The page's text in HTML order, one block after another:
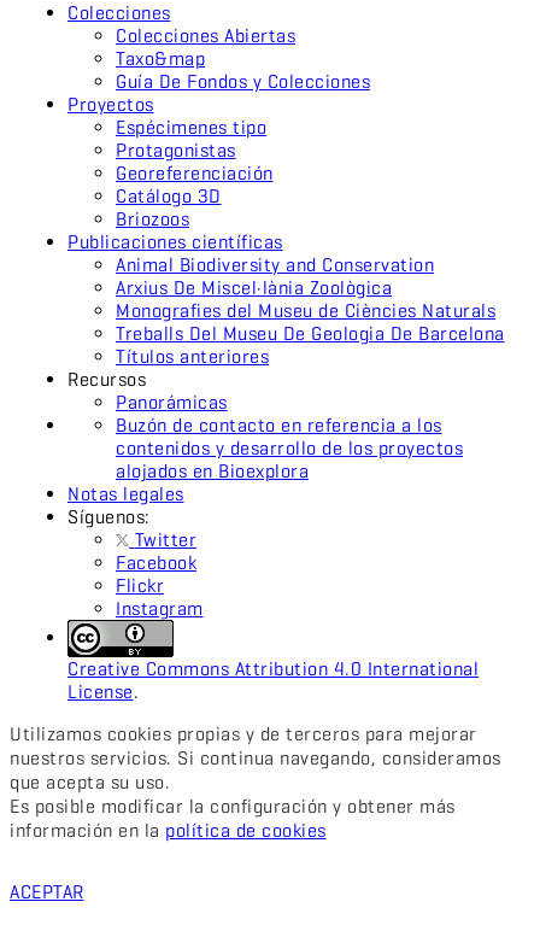
Colecciones
Colecciones Abiertas
Taxo&map
Guía De Fondos y Colecciones
Proyectos
Espécimenes tipo
Protagonistas
Georeferenciación
Catálogo 3D
Briozoos
Publicaciones científicas
Animal Biodiversity and Conservation
Arxius De Miscel·lània Zoològica
Monografies del Museu de Ciències Naturals
Treballs Del Museu De Geologia De Barcelona
Títulos anteriores
Recursos
Panorámicas
Buzón de contacto en referencia a los
contenidos y desarrollo de los proyectos
alojados en Bioexplora
Notas legales
Síguenos:
Twitter
Facebook
Flickr
Instagram
Creative Commons Attribution 4.0 International
License.
Utilizamos cookies propias y de terceros para mejorar
nuestros servicios. Si continua navegando, consideramos
que acepta su uso.
Es posible modificar la configuración y obtener más
información en la política de cookies
ACEPTAR